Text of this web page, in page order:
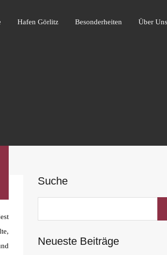
Hafen Görlitz Besonderheiten Über
Hafen Görlitz Besonderheiten Über Uns
Suche
Neueste Beiträge